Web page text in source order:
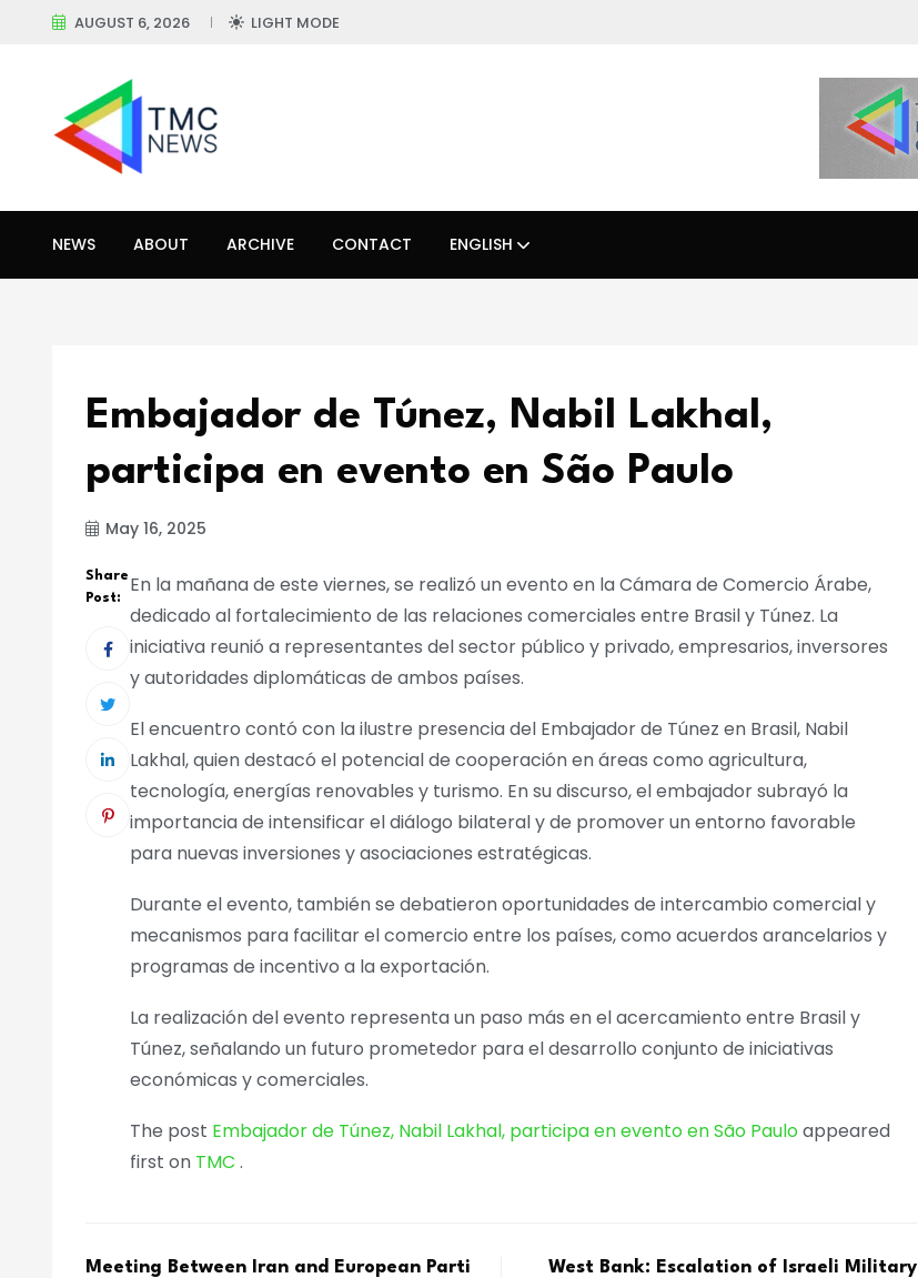
AUGUST 6, 2026 LIGHT MODE
NEWS ABOUT ARCHIVE CONTACT ENGLISH
Embajador de Túnez, Nabil Lakhal,
participa en evento en São Paulo
May 16, 2025
Share
Post:
En la mañana de este viernes, se realizó un evento en la Cámara de Comercio Árabe,
dedicado al fortalecimiento de las relaciones comerciales entre Brasil y Túnez. La
iniciativa reunió a representantes del sector público y privado, empresarios, inversores
y autoridades diplomáticas de ambos países.
El encuentro contó con la ilustre presencia del Embajador de Túnez en Brasil, Nabil
Lakhal, quien destacó el potencial de cooperación en áreas como agricultura,
tecnología, energías renovables y turismo. En su discurso, el embajador subrayó la
importancia de intensificar el diálogo bilateral y de promover un entorno favorable
para nuevas inversiones y asociaciones estratégicas.
Durante el evento, también se debatieron oportunidades de intercambio comercial y
mecanismos para facilitar el comercio entre los países, como acuerdos arancelarios y
programas de incentivo a la exportación.
La realización del evento representa un paso más en el acercamiento entre Brasil y
Túnez, señalando un futuro prometedor para el desarrollo conjunto de iniciativas
económicas y comerciales.
The post Embajador de Túnez, Nabil Lakhal, participa en evento en São Paulo appeared
first on TMC .
Meeting Between Iran and European Parti
West Bank: Escalation of Israeli Military